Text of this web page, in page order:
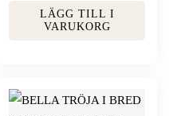
LÄGG TILL I
VARUKORG